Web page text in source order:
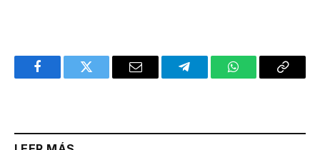
FacebookTwitter Email TelegramWhatsAppCopy